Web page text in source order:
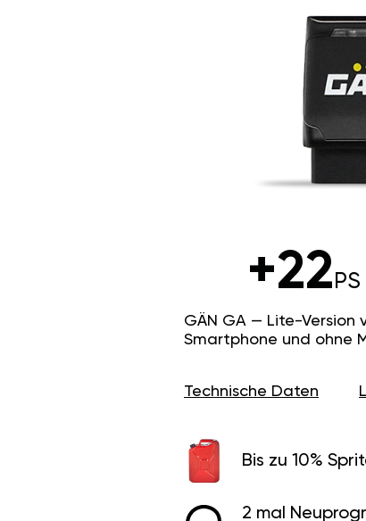
+22PS
GÄN GA — Lite-Version
Smartphone und ohne
Technische Daten
Bis zu 10%
2 mal